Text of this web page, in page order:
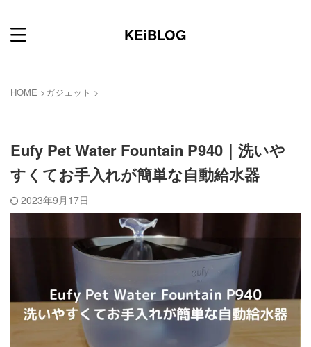
KEiBLOG
HOME >ガジェット >
Eufy Pet Water Fountain P940｜洗いや
すくてお手入れが簡単な自動給水器
2023年9月17日